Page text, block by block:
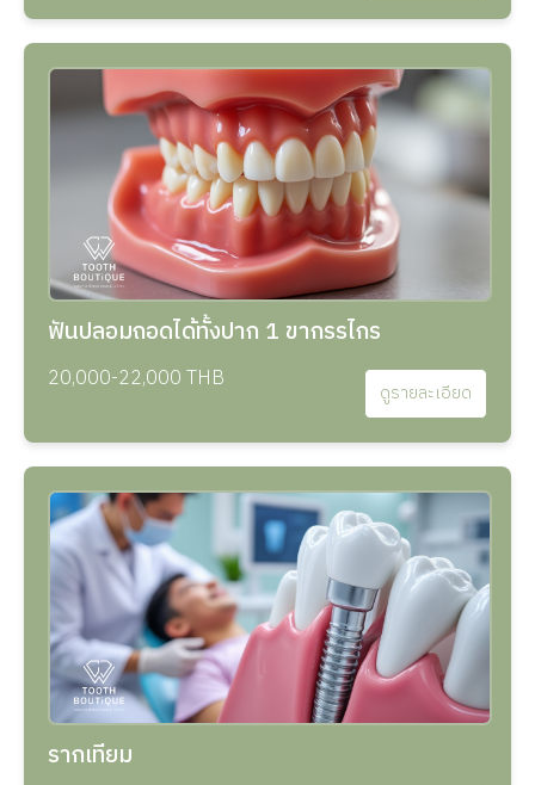
ฟันปลอมถอดได้ทั้งปาก 1 ขากรรไกร
20,000-22,000 THB ดูรายละเอียด
รากเทียม